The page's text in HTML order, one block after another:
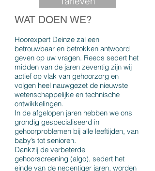
WAT DOEN WE?
Hoorexpert Deinze zal een
betrouwbaar en betrokken antwoord
geven op uw vragen. Reeds sedert het
midden van de jaren zeventig zijn wij
actief op vlak van gehoorzorg en
volgen heel nauwgezet de nieuwste
wetenschappelijke en technische
ontwikkelingen.
In de afgelopen jaren hebben we ons
grondig gespecialiseerd in
gehoorproblemen bij alle leeftijden, van
baby’s tot senioren.
Dankzij de verbeterde
gehoorscreening (algo), sedert het
einde van de negentiger jaren, worden